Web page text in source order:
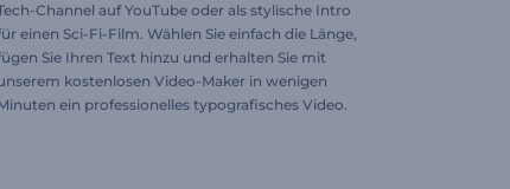
Channel auf YouTube oder als stylische Intro
einen Sci-Fi-Film. Wählen Sie einfach die Länge,
Sie Ihren Text hinzu und erhalten Sie mit
kostenlosen Video-Maker in wenigen
ein professionelles typografisches Video.